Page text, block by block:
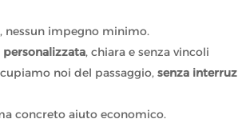
nessun impegno minimo.
personalizzata, chiara e senza vincoli
noi del passaggio,senza
concreto aiuto economico.